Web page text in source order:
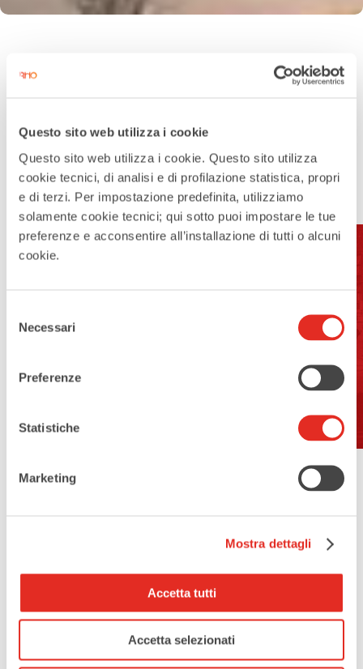
Questo sito web utilizza i cookie
Questo sito web utilizza i cookie. Questo sito utilizza
cookie tecnici, di analisi e di profilazione statistica, propri
e di terzi. Per impostazione predefinita, utilizziamo
solamente cookie tecnici; qui sotto puoi impostare le tue
preferenze e acconsentire all’installazione di tutti o alcuni
cookie.
delNecessari
Preferenze
Statistiche
Marketing
Mostra dettagli
Accetta tutti
Accetta selezionati